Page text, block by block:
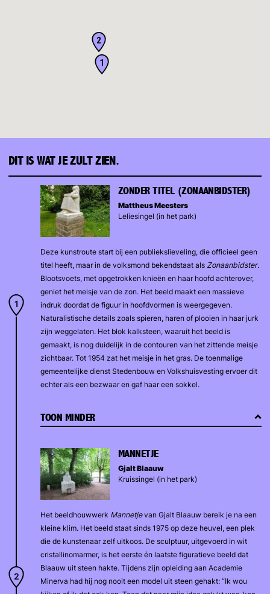
1
2
DIT IS WAT JE ZULT ZIEN.
ZONDER TITEL (ZONAANBIDSTER)
Mattheus Meesters
Leliesingel (in het park)
Deze kunstroute start bij een publiekslieveling, die officieel geen
titel heeft, maar in de volksmond bekendstaat als Zonaanbidster.
Blootsvoets, met opgetrokken knieën en haar hoofd achterover,
geniet het meisje van de zon. Het beeld maakt een massieve
indruk doordat de figuur in hoofdvormen is weergegeven.
Naturalistische details zoals spieren, haren of plooien in haar jurk
zijn weggelaten. Het blok kalksteen, waaruit het beeld is
gemaakt, is nog duidelijk in de contouren van het zittende meisje
zichtbaar. Tot 1954 zat het meisje in het gras. De toenmalige
gemeentelijke dienst Stedenbouw en Volkshuisvesting ervoer dit
echter als een bezwaar en gaf haar een sokkel.
TOON MINDER
MANNETJE
Gjalt Blaauw
Kruissingel (in het park)
Het beeldhouwwerk Mannetjevan Gjalt Blaauw bereik je na een
kleine klim. Het beeld staat sinds 1975 op deze heuvel, een plek
die de kunstenaar zelf uitkoos. De sculptuur, uitgevoerd in wit
cristallinomarmer, is het eerste én laatste figuratieve beeld dat
Blaauw uit steen hakte. Tijdens zijn opleiding aan Academie
Minerva had hij nog nooit een model uit steen gehakt: “Ik wou